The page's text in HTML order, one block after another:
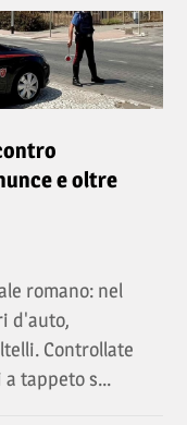
e oltre
romano: nel
d'auto,
Controllate
a tappeto s...